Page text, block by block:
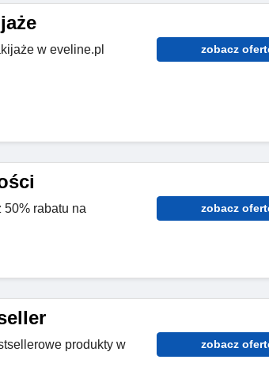
w eveline.pl zobacz
50% rabatu na
zobacz
produkty w
zobacz